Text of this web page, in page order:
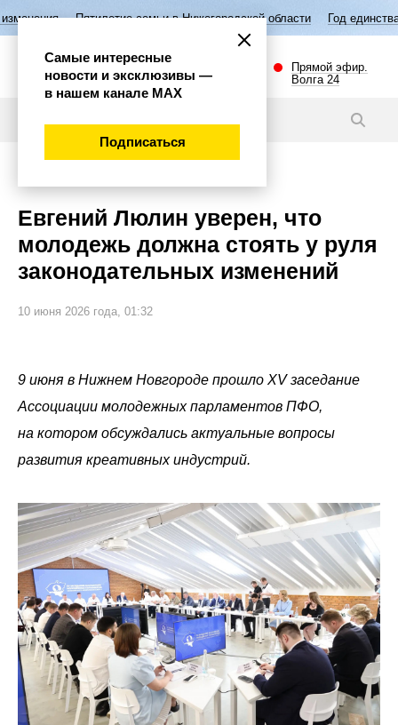
семьи в Нижегородской области Год единства народов России
Прямой эфир.
Волга 24
Евгений Люлин уверен, что
молодежь должна стоять у руля
законодательных изменений
10 июня 2026 года, 01:32
9 июня в Нижнем Новгороде прошло XV заседание
Ассоциации молодежных парламентов ПФО,
на котором обсуждались актуальные вопросы
развития креативных индустрий.
Самые интересные
новости и эксклюзивы —
в нашем канале МАХ
Подписаться